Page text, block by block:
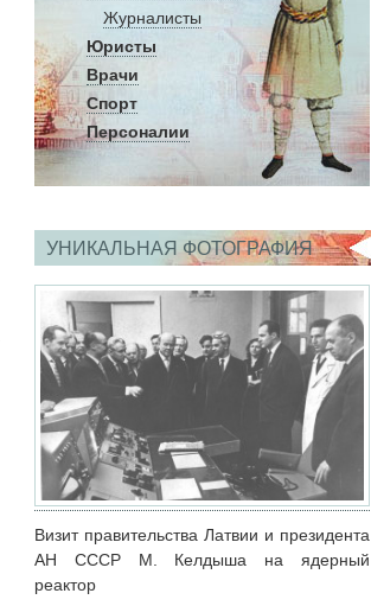
Журналисты
Юристы
Врачи
Спорт
Персоналии
УНИКАЛЬНАЯ ФОТОГРАФИЯ
Визит правительства Латвии и президента
АН СССР М. Келдыша на ядерный
реактор